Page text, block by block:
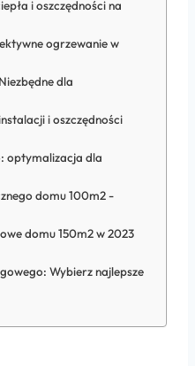
i oszczędności na
ogrzewanie w
dla
i oszczędności
optymalizacja dla
domu 100m2 -
domu 150m2 w 2023
Wybierz najlepsze